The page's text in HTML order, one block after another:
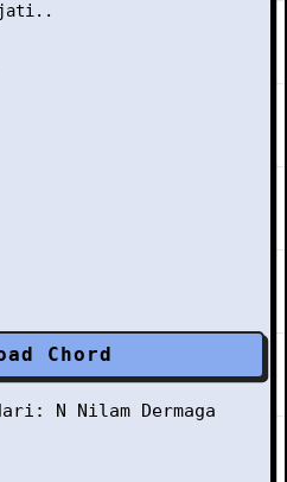
Chord
N Nilam Dermaga